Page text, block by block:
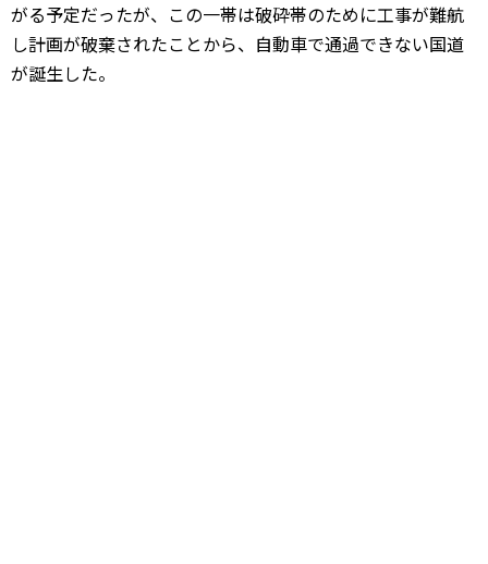
がる予定だったが、この一帯は破砕帯のために工事が難航
し計画が破棄されたことから、自動車で通過できない国道
が誕生した。